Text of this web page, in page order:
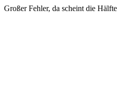
Großer Fehler, da scheint die